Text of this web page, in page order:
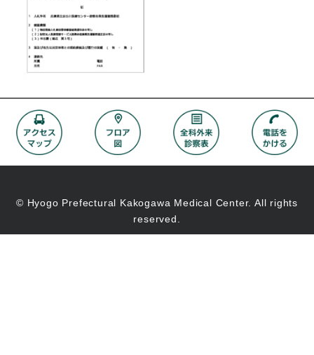
© Hyogo Prefectural Kakogawa Medical Center. All rights
reserved.